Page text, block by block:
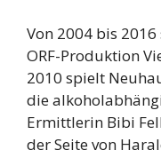
Von 2004 bis
ORF-Produktion
2010 spielt
die
Ermittlerin Bibi
der Seite von